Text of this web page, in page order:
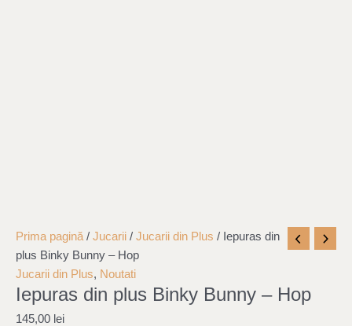
Prima pagină/ Jucarii / Jucarii din Plus / Iepuras din
plus Binky Bunny – Hop
Jucarii din Plus, Noutati
Iepuras din plus Binky Bunny – Hop
145,00 lei
Cantitate
Iepuras
din
plus
Binky